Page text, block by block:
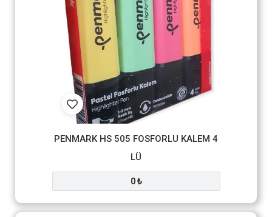
PENMARK HS 505 FOSFORLU KALEM 4
LÜ
0 ₺